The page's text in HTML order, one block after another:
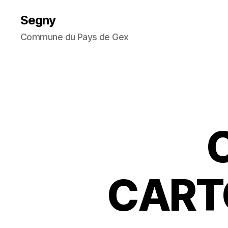
Segny
Commune du Pays de Gex